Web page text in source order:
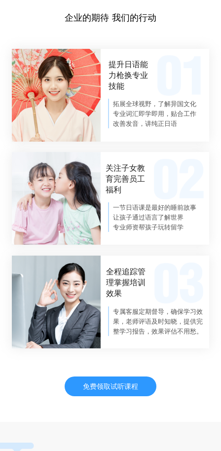
企业的期待 我们的行动
提升日语能
力枪换专业
技能
拓展全球视野，了解异国文化
专业词汇即学即用，贴合工作
改善发音，讲纯正日语
关注子女教
育完善员工
福利
一节日语课是最好的睡前故事
让孩子通过语言了解世界
专业师资帮孩子玩转留学
全程追踪管
理掌握培训
效果
专属客服定期督导，确保学习效
果，老师评语及时知晓，提供完
整学习报告，效果评估不用愁。
免费领取试听课程